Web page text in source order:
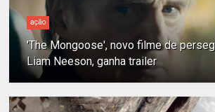
ação
'The Mongoose', novo filme de
Liam Neeson, ganha trailer